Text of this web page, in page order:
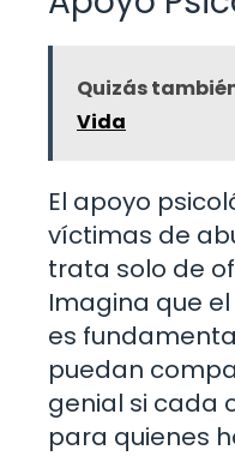
Quizás
Vida
El apoyo
víctimas de
trata solo de
Imagina que
es
puedan
genial si cada
para quienes